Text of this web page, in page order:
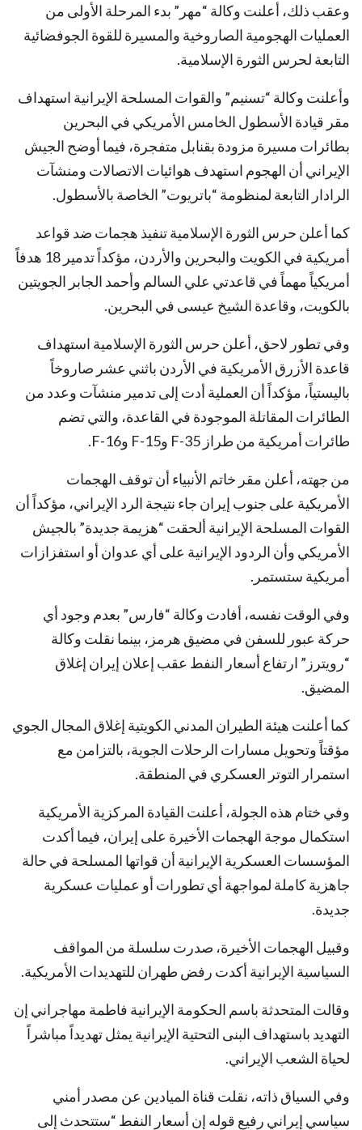
وعقب ذلك، أعلنت وكالة “مهر” بدء المرحلة الأولى من
العمليات الهجومية الصاروخية والمسيرة للقوة الجوفضائية
التابعة لحرس الثورة الإسلامية.
وأعلنت وكالة “تسنيم” والقوات المسلحة الإيرانية استهداف
مقر قيادة الأسطول الخامس الأمريكي في البحرين
بطائرات مسيرة مزودة بقنابل متفجرة، فيما أوضح الجيش
الإيراني أن الهجوم استهدف هوائيات الاتصالات ومنشآت
الرادار التابعة لمنظومة “باتريوت” الخاصة بالأسطول.
كما أعلن حرس الثورة الإسلامية تنفيذ هجمات ضد قواعد
أمريكية في الكويت والبحرين والأردن، مؤكداً تدمير 18 هدفاً
أمريكياً مهماً في قاعدتي علي السالم وأحمد الجابر الجويتين
بالكويت، وقاعدة الشيخ عيسى في البحرين.
وفي تطور لاحق، أعلن حرس الثورة الإسلامية استهداف
قاعدة الأزرق الأمريكية في الأردن باثني عشر صاروخاً
باليستياً، مؤكداً أن العملية أدت إلى تدمير منشآت وعدد من
الطائرات المقاتلة الموجودة في القاعدة، والتي تضم
طائرات أمريكية من طراز F-35 وF-15 وF-16.
من جهته، أعلن مقر خاتم الأنبياء أن توقف الهجمات
الأمريكية على جنوب إيران جاء نتيجة الرد الإيراني، مؤكداً أن
القوات المسلحة الإيرانية ألحقت “هزيمة جديدة” بالجيش
الأمريكي وأن الردود الإيرانية على أي عدوان أو استفزازات
أمريكية ستستمر.
وفي الوقت نفسه، أفادت وكالة “فارس” بعدم وجود أي
حركة عبور للسفن في مضيق هرمز، بينما نقلت وكالة
“رويترز” ارتفاع أسعار النفط عقب إعلان إيران إغلاق
المضيق.
كما أعلنت هيئة الطيران المدني الكويتية إغلاق المجال الجوي
مؤقتاً وتحويل مسارات الرحلات الجوية، بالتزامن مع
استمرار التوتر العسكري في المنطقة.
وفي ختام هذه الجولة، أعلنت القيادة المركزية الأمريكية
استكمال موجة الهجمات الأخيرة على إيران، فيما أكدت
المؤسسات العسكرية الإيرانية أن قواتها المسلحة في حالة
جاهزية كاملة لمواجهة أي تطورات أو عمليات عسكرية
جديدة.
وقبيل الهجمات الأخيرة، صدرت سلسلة من المواقف
السياسية الإيرانية أكدت رفض طهران للتهديدات الأمريكية.
وقالت المتحدثة باسم الحكومة الإيرانية فاطمة مهاجراني إن
التهديد باستهداف البنى التحتية الإيرانية يمثل تهديداً مباشراً
لحياة الشعب الإيراني.
وفي السياق ذاته، نقلت قناة الميادين عن مصدر أمني
سياسي إيراني رفيع قوله إن أسعار النفط “ستتحدث إلى